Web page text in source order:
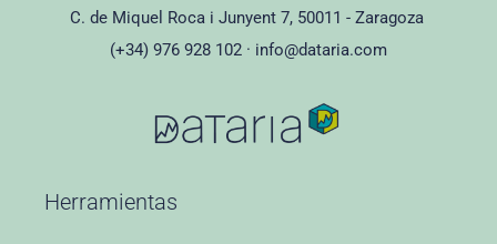
C. de Miquel Roca i Junyent 7, 50011 - Zaragoza
(+34) 976 928 102 · info@dataria.com
Herramientas